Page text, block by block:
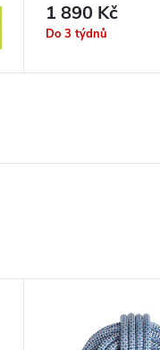
1 890 Kč
Do 3 týdnů